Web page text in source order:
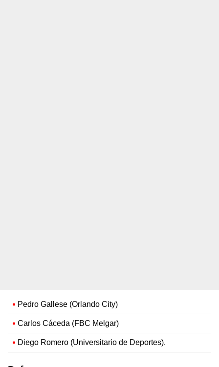
Pedro Gallese (Orlando City)
Carlos Cáceda (FBC Melgar)
Diego Romero (Universitario de Deportes).